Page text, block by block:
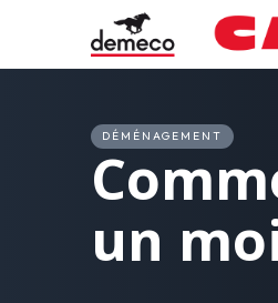
DÉMÉNAGEMENT
un